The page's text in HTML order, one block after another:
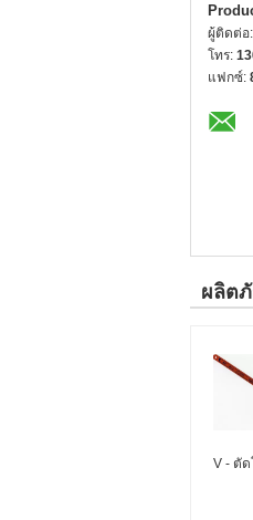
ผู้ติดต่อ:
โทร:
แฟกซ์:
ผลิต
V - ตัด